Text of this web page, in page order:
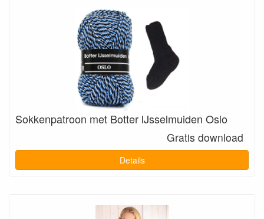
Sokkenpatroon met Botter IJsselmuiden Oslo
Gratis download
Details